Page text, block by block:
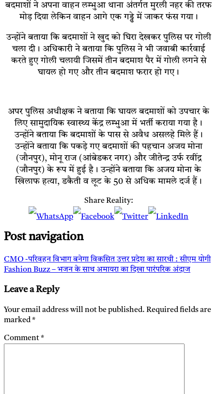
बदमाशों ने अपना वाहन लम्भुआ थाना अंतर्गत मुरली नहर की तरफ
मोड़ दिया लेकिन वाहन आगे एक गड्ढे में जाकर फंस गया।
उन्होंने बताया कि बदमाशों ने खुद को घिरा देखकर पुलिस पर गोली
चला दी। अधिकारी ने बताया कि पुलिस ने भी जवाबी कार्रवाई
करते हुए गोली चलायी जिसमें तीन बदमाश पैर में गोली लगने से
घायल हो गए और तीन बदमाश फरार हो गए।
अपर पुलिस अधीक्षक ने बताया कि घायल बदमाशों को उपचार के
लिए सामुदायिक स्वास्थ्य केंद्र लम्भुआ में भर्ती कराया गया है।
उन्होंने बताया कि बदमाशों के पास से अवैध असलहे मिले हैं।
उन्होंने बताया कि पकड़े गए बदमाशों की पहचान अजय मोना
(जौनपुर), मोनू राज (आंबेडकर नगर) और जीतेन्द्र उर्फ रवींद्र
(जौनपुर) के रूप में हुई है। उन्होंने बताया कि अजय मोना के
खिलाफ हत्या, डकैती व लूट के 50 से अधिक मामले दर्ज हैं।
Share Reality:
Post navigation
CMO -परिवहन विभाग बनेगा विकसित उत्तर प्रदेश का सारथी : सीएम योगी
Fashion Buzz – भजन के साथ अमायरा का दिखा पारंपरिक अंदाज
Leave a Reply
Your email address will not be published. Required fields are
marked*
Comment*